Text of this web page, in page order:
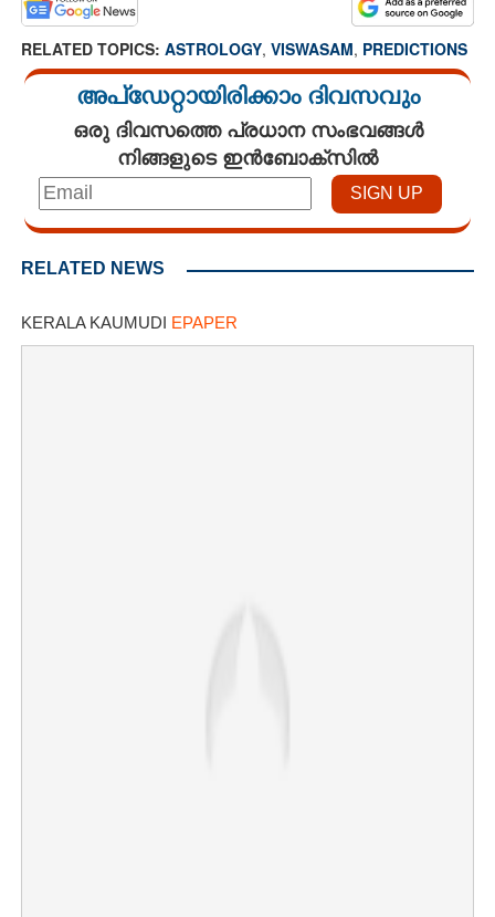
RELATED TOPICS: ASTROLOGY, VISWASAM, PREDICTIONS
അപ്ഡേറ്റായിരിക്കാം ദിവസവും
ഒരു ദിവസത്തെ പ്രധാന സംഭവങ്ങൾ
നിങ്ങളുടെ ഇൻബോക്സിൽ
RELATED NEWS
KERALA KAUMUDI EPAPER